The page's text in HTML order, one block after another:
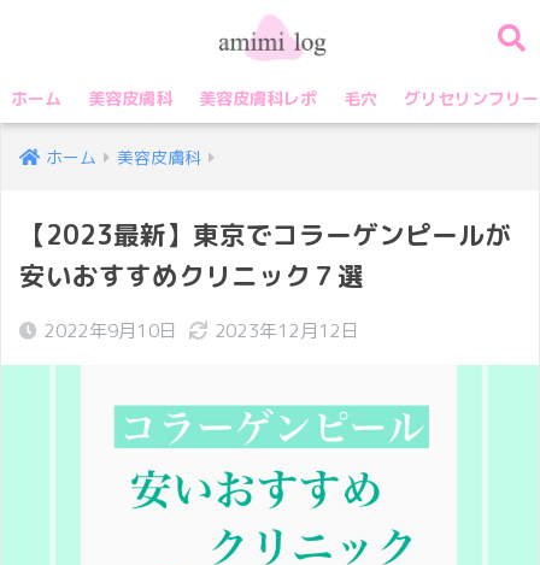
ホーム 美容皮膚科 美容皮膚科レポ 毛穴 グリセリンフリー
ホーム 美容皮膚科
【2023最新】東京でコラーゲンピールが
安いおすすめクリニック７選
2022年9月10日 2023年12月12日